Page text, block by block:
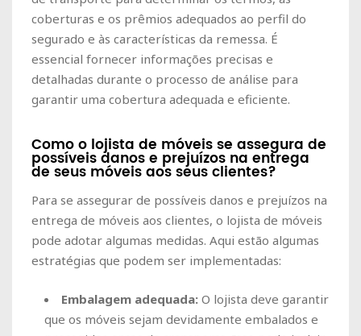
coberturas e os prêmios adequados ao perfil do
segurado e às características da remessa. É
essencial fornecer informações precisas e
detalhadas durante o processo de análise para
garantir uma cobertura adequada e eficiente.
Como o lojista de móveis se assegura de
possíveis danos e prejuízos na entrega
de seus móveis aos seus clientes?
Para se assegurar de possíveis danos e prejuízos na
entrega de móveis aos clientes, o lojista de móveis
pode adotar algumas medidas. Aqui estão algumas
estratégias que podem ser implementadas:
Embalagem adequada: O lojista deve garantir
que os móveis sejam devidamente embalados e